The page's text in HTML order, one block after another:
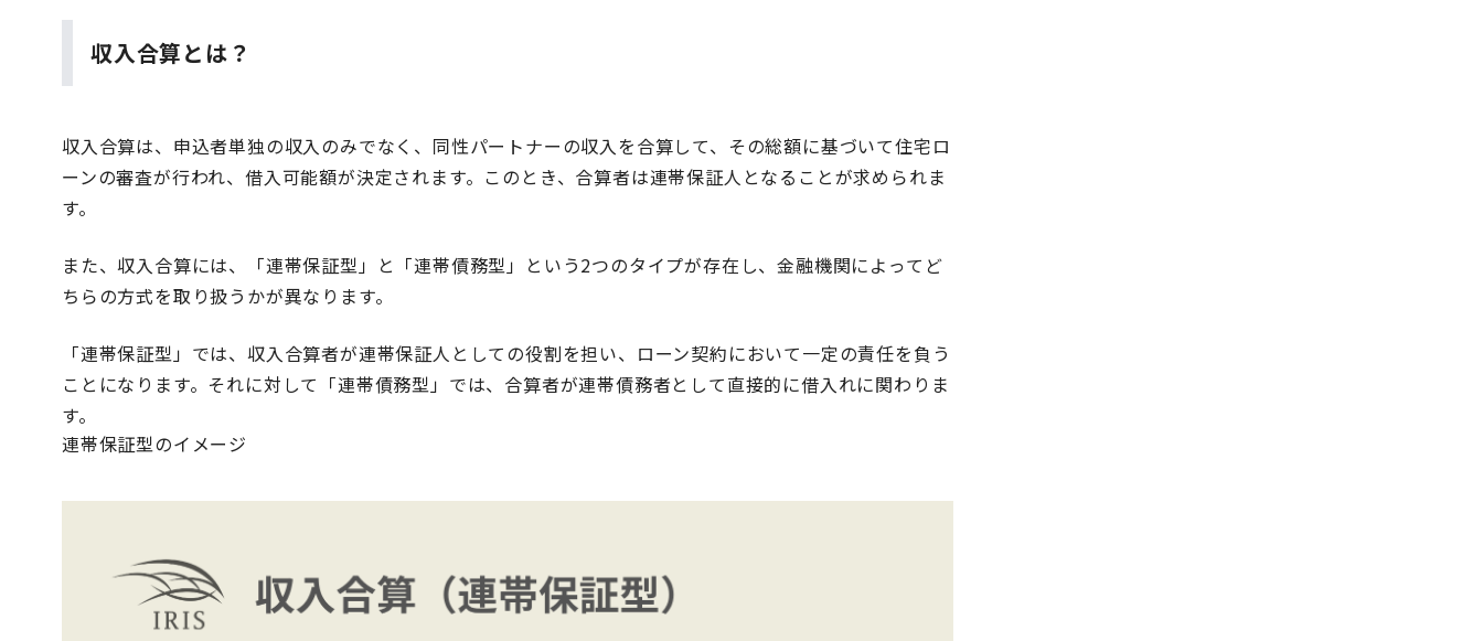
収入合算とは？
収入合算は、申込者単独の収入のみでなく、同性パートナーの収入を合算して、その総額に基づいて住宅ロ
ーンの審査が行われ、借入可能額が決定されます。このとき、合算者は連帯保証人となることが求められま
す。
また、収入合算には、「連帯保証型」と「連帯債務型」という2つのタイプが存在し、金融機関によってど
ちらの方式を取り扱うかが異なります。
「連帯保証型」では、収入合算者が連帯保証人としての役割を担い、ローン契約において一定の責任を負う
ことになります。それに対して「連帯債務型」では、合算者が連帯債務者として直接的に借入れに関わりま
す。
連帯保証型のイメージ